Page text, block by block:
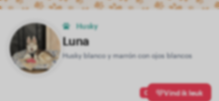
Husky
Luna
Husky blanco y marrón con ojos blancos
0 Vind ik leuk